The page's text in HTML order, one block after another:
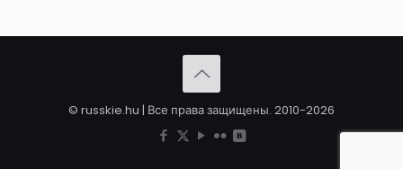
© russkie.hu | Все права защищены. 2010-2026